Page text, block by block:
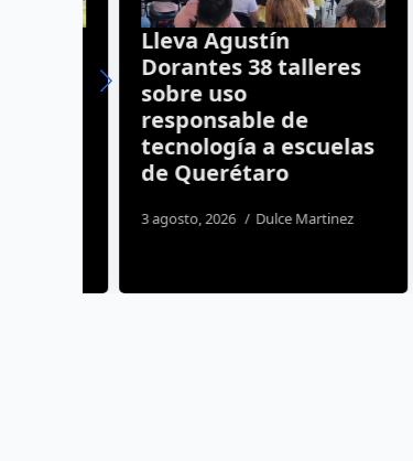
Lleva Agustín
Dorantes 38 talleres
sobre uso
responsable de
tecnología a escuelas
de Querétaro
3 agosto, 2026 Dulce Martinez